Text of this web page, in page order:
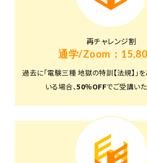
再チャレンジ割
通学/Zoom：
過去に「電験三種 地獄の特訓【法規】」
いる場合、50％OFFでご受講いた